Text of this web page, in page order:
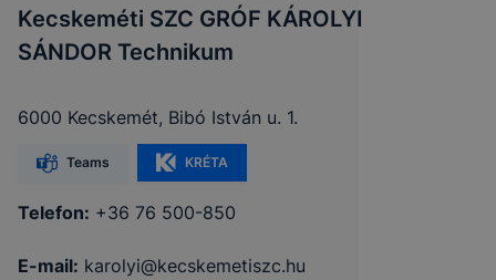
Kecskeméti SZC GRÓF KÁROLYI
SÁNDOR Technikum
6000 Kecskemét, Bibó István u. 1.
Teams KRÉTA
Telefon: +36 76 500-850
E-mail: karolyi@kecskemetiszc.hu